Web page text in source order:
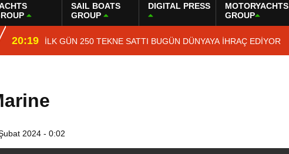
SAIL BOATS
GROUP
DIGITAL PRESS
MOTORYACHTS
GROUP
20:19 İLK GÜN 250 TEKNE SATTI BUGÜN DÜNYAYA İHRAÇ EDİYOR
2024 - 0:02